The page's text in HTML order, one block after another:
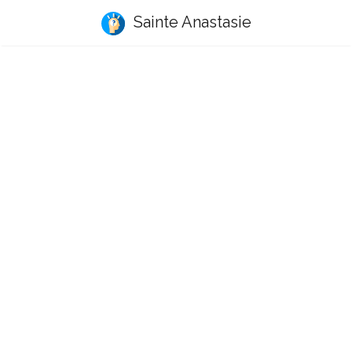
Sainte Anastasie